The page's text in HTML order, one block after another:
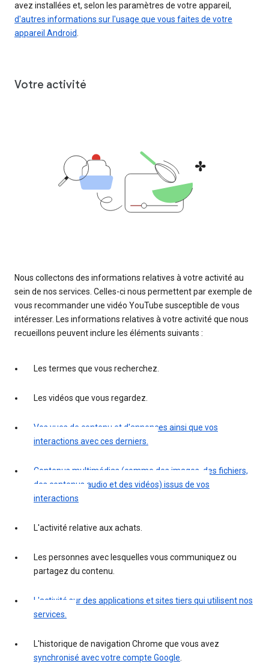
avez installées et, selon les paramètres de votre appareil,
d'autres informations sur l'usage que vous faites de votre
appareil Android.
Votre activité
Nous collectons des informations relatives à votre activité au
sein de nos services. Celles-ci nous permettent par exemple de
vous recommander une vidéo YouTube susceptible de vous
intéresser. Les informations relatives à votre activité que nous
recueillons peuvent inclure les éléments suivants :
Les termes que vous recherchez.
Les vidéos que vous regardez.
Vos vues de contenu et d'annonces ainsi que vos
interactions avec ces derniers.
Contenus multimédias (comme des images, des fichiers,
des contenus audio et des vidéos) issus de vos
interactions
L'activité relative aux achats.
Les personnes avec lesquelles vous communiquez ou
partagez du contenu.
L'activité sur des applications et sites tiers qui utilisent nos
services.
L'historique de navigation Chrome que vous avez
synchronisé avec votre compte Google.